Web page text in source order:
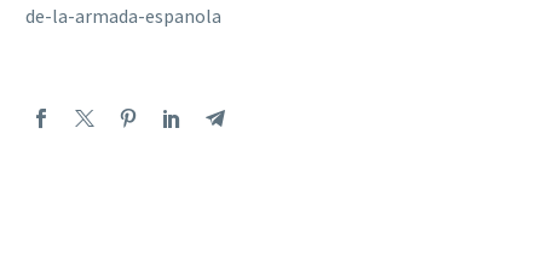
de-la-armada-espanola